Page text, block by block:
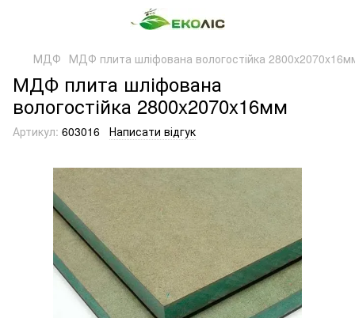
МДФ МДФ плита шліфована вологостійка
МДФ плита шліфована
вологостійка 2800x2070x16мм
Артикул: 603016 Написати відгук